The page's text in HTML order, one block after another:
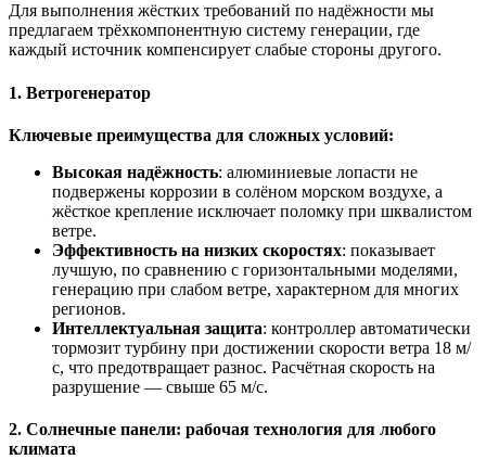
Для выполнения жёстких требований по надёжности мы
предлагаем трёхкомпонентную систему генерации, где
каждый источник компенсирует слабые стороны другого.
1. Ветрогенератор
Ключевые преимущества для сложных условий:
Высокая надёжность: алюминиевые лопасти не
подвержены коррозии в солёном морском воздухе, а
жёсткое крепление исключает поломку при шквалистом
ветре.
Эффективность на низких скоростях: показывает
лучшую, по сравнению с горизонтальными моделями,
генерацию при слабом ветре, характерном для многих
регионов.
Интеллектуальная защита: контроллер автоматически
тормозит турбину при достижении скорости ветра 18 м/
с, что предотвращает разнос. Расчётная скорость на
разрушение — свыше 65 м/с.
2. Солнечные панели: рабочая технология для любого
климата